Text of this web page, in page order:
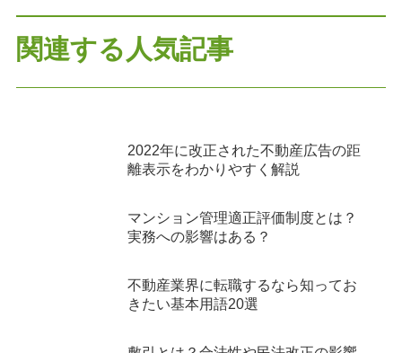
関連する人気記事
2022年に改正された不動産広告の距
離表示をわかりやすく解説
マンション管理適正評価制度とは？
実務への影響はある？
不動産業界に転職するなら知ってお
きたい基本用語20選